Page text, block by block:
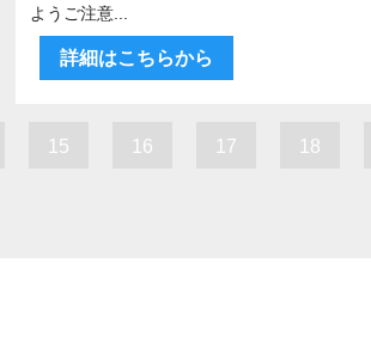
ようご注意...
詳細はこちらから
15 16 17 18